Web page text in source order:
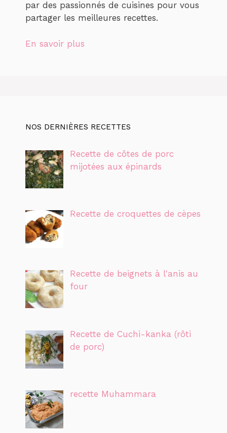
par des passionnés de cuisines pour vous
partager les meilleures recettes.
En savoir plus
NOS DERNIÈRES RECETTES
Recette de côtes de porc
mijotées aux épinards
Recette de croquettes de cèpes
Recette de beignets à l'anis au
four
Recette de Cuchi-kanka (rôti
de porc)
recette Muhammara